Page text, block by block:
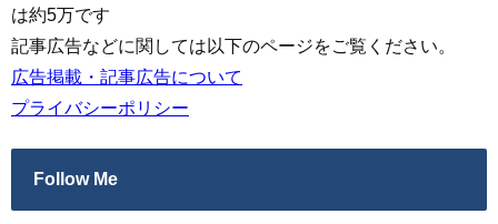
は約5万です
記事広告などに関しては以下のページをご覧ください。
広告掲載・記事広告について
プライバシーポリシー
Follow Me